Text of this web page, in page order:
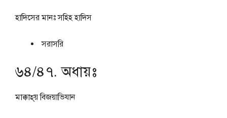
হাদিসের মানঃসহিহ হাদিস
সরাসরি
৬৪/৪৭. অধায়ঃ
মাক্কাহ্‌য় বিজয়াভিযান